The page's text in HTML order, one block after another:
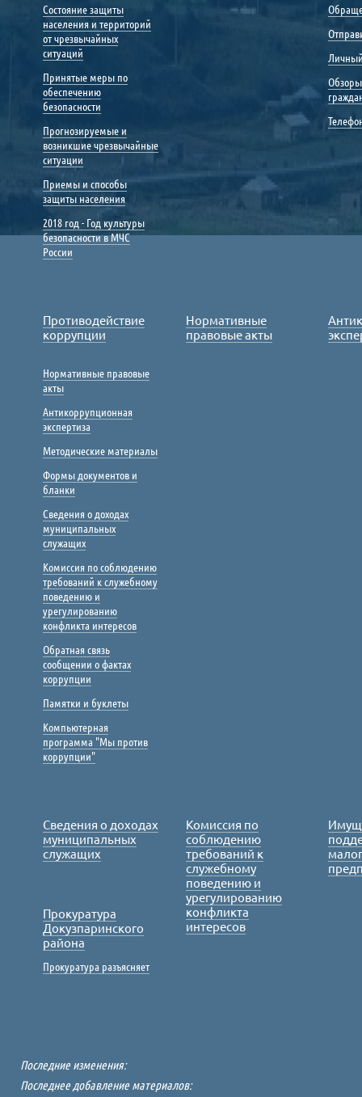
Состояние защиты
населения и территорий
от чрезвычайных
ситуаций
Принятые меры по
обеспечению
безопасности
Прогнозируемые и
возникшие чрезвычайные
ситуации
Приемы и способы
защиты населения
2018 год - Год культуры
безопасности в МЧС
России
Противодействие
коррупции
Нормативные правовые
акты
Антикоррупционная
экспертиза
Методические материалы
Формы документов и
бланки
Сведения о доходах
муниципальных
служащих
Комиссия по соблюдению
требований к служебному
поведению и
урегулированию
конфликта интересов
Обратная связь
сообщении о фактах
коррупции
Памятки и буклеты
Компьютерная
программа "Мы против
коррупции"
Нормативные
правовые акты
Сведения о доходах
муниципальных
служащих
Комиссия по
соблюдению
требований к
служебному
поведению и
урегулированию
конфликта
интересов
Прокуратура
Докузпаринского
района
Прокуратура разъясняет
Последние изменения:
Последнее добавление материалов: